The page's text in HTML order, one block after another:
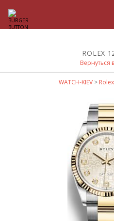
ROLEX
Вернуться
WATCH-KIEV > Rolex